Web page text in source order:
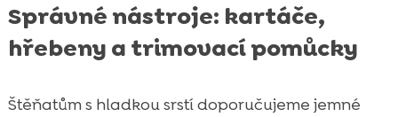
Správné nástroje: kartáče,
hřebeny a trimovací pomůcky
Štěňatům s hladkou srstí doporučujeme jemné